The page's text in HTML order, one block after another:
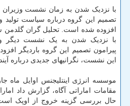
با نزدیک شدن به زمان نشست وزیران
تصمیم این گروه درباره سیاست تولید
افزوده شده است. تحلیل گران گلدمن
با نزدیک شدن به یک نشست دیگر
پیرامون تصمیم این گروه باردیگر
این نشست، نگرانیهای جدیدی درباره
موسسه انرژی اینتلیجنس اوایل ماه
مقامات اماراتی آگاه، گزارش داد
حال بررسی گزینه خروج از اوپک